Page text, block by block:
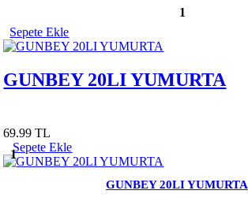
1
Sepete Ekle
GUNBEY 20LI YUMURTA
69.99 TL
1
Sepete Ekle
GUNBEY 20LI YUMURTA